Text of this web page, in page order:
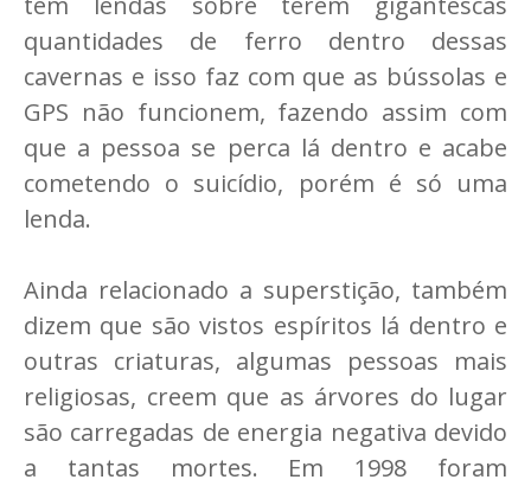
quantidades de ferro dentro dessas
cavernas e isso faz com que as bússolas e
GPS não funcionem, fazendo assim com
que a pessoa se perca lá dentro e acabe
cometendo o suicídio, porém é só uma
lenda.
Ainda relacionado a superstição, também
dizem que são vistos espíritos lá dentro e
outras criaturas, algumas pessoas mais
religiosas, creem que as árvores do lugar
são carregadas de energia negativa devido
a tantas mortes. Em 1998 foram